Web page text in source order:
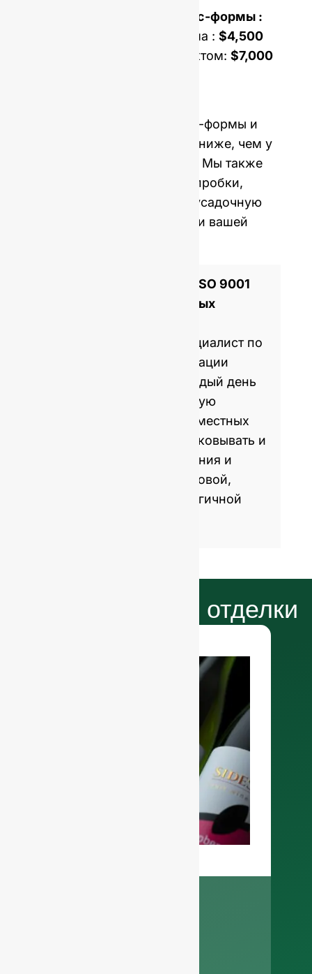
Стоимость открытия пресс-формы :
Односерийная пресс-форма : $4,500
Форма с двойным комплектом: $7,000
Стоимость открытия пресс-формы и
MOQ в среднем в пять раз ниже, чем у
западных производителей. Мы также
можем предоставить вам пробки,
крышки, этикетки и термоусадочную
пленку для персонализации вашей
Сертифицированный по ISO 9001
производитель стеклянных
GlassRock - мировой специалист по
производству и кастомизации
стеклянных бутылок. Каждый день
мы производим стеклянную
упаковку для мировых и местных
брендов, помогая им упаковывать и
продавать продукты питания и
напитки с помощью здоровой,
привлекательной и экологичной
Наши варианты отделки